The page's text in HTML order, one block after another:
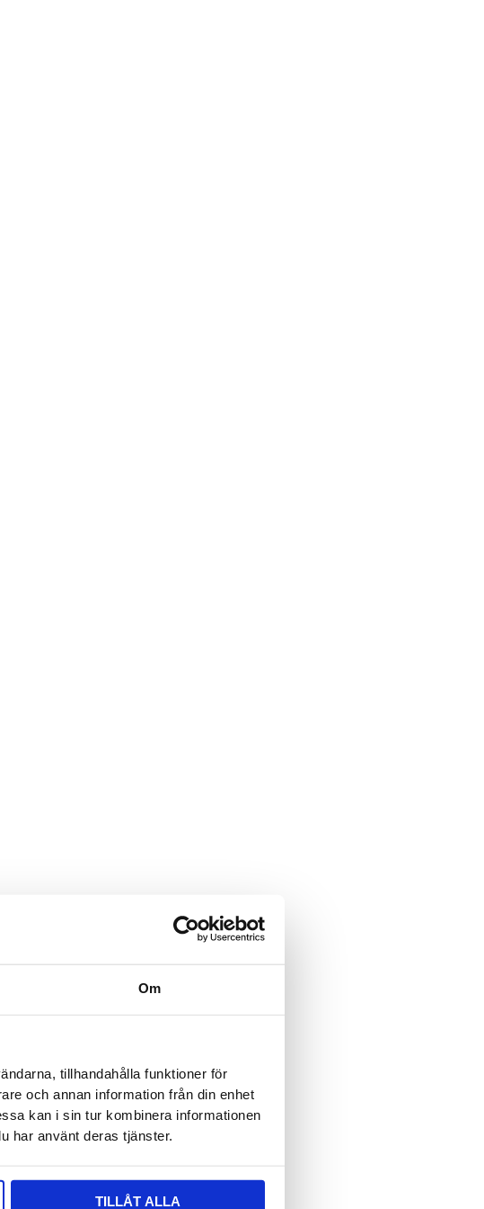
Om
tillhandahålla funktioner för
och annan information från din enhet
kan i sin tur kombinera informationen
har använt deras tjänster.
TILLÅT ALLA
Detta fält är dolt när formuläret visas
Ditt namn*
E-post